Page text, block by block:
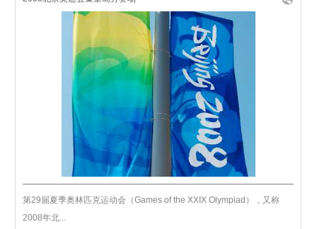
第29届夏季奥林匹克运动会（Games of the XXIX Olympiad），又称
2008年北...